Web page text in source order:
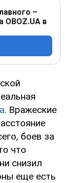
–
OBOZ.UA в
. Вражеские
боев за
что
снизил
еще есть